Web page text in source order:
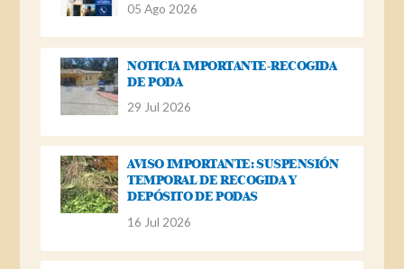
05 Ago 2026
NOTICIA IMPORTANTE-RECOGIDA
DE PODA
29 Jul 2026
AVISO IMPORTANTE: SUSPENSIÓN
TEMPORAL DE RECOGIDA Y
DEPÓSITO DE PODAS
16 Jul 2026